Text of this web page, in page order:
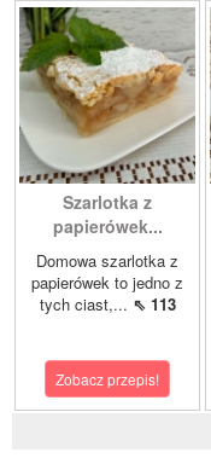
Szarlotka z
papierówek...
Domowa szarlotka z
papierówek to jedno z
tych ciast,... ⇖ 113
Zobacz przepis!